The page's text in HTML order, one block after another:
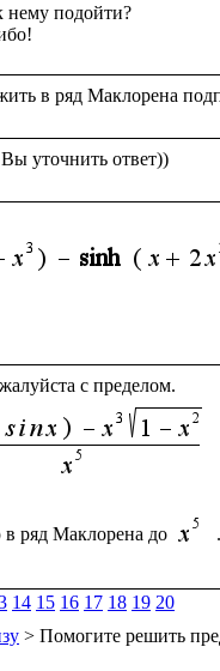
нему подойти?
ряд Маклорена до
14 15 16 17 18 19 20
> Помогите решить